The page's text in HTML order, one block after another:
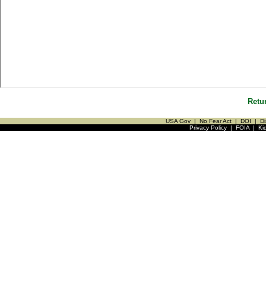
USA Gov | No Fear Act | DOI |
Privacy Policy| FOIA|